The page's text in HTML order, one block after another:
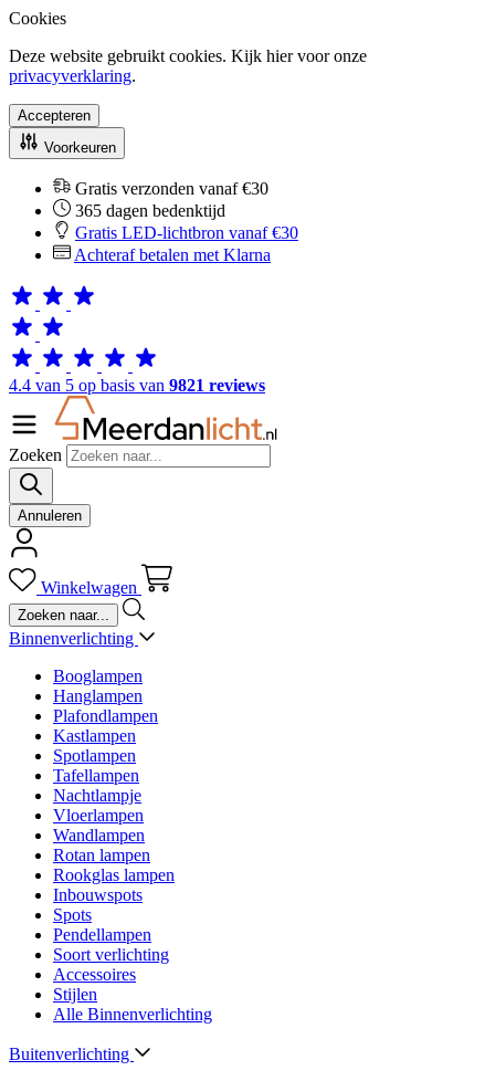
Cookies
Deze website gebruikt cookies. Kijk hier voor onze
privacyverklaring.
Accepteren
Voorkeuren
Gratis verzonden vanaf €30
365 dagen bedenktijd
Gratis LED-lichtbron vanaf €30
Achteraf betalen met Klarna
4.4 van 5 op basis van 9821 reviews
Zoeken
Annuleren
Winkelwagen
Binnenverlichting
Booglampen
Hanglampen
Plafondlampen
Kastlampen
Spotlampen
Tafellampen
Nachtlampje
Vloerlampen
Wandlampen
Rotan lampen
Rookglas lampen
Inbouwspots
Spots
Pendellampen
Soort verlichting
Accessoires
Stijlen
Alle Binnenverlichting
Buitenverlichting